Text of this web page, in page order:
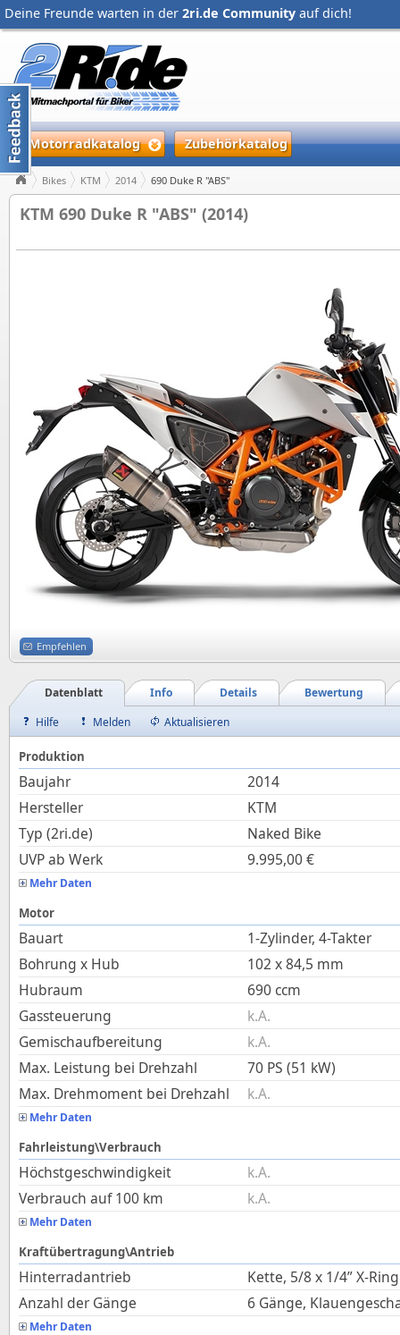
Deine Freunde warten in der 2ri.de Community auf dich!
Motorradkatalog Zubehörkatalog
Bikes KTM 2014 690 Duke R "ABS"
KTM 690 Duke R "ABS" (2014)
Empfehlen
Bewertung
Details
Info
Datenblatt
Hilfe
Melden Aktualisieren
Produktion
Baujahr
2014
Hersteller
KTM
Typ (2ri.de)
Naked Bike
UVP ab Werk
9.995,00€
Mehr Daten
Motor
Bauart
1-Zylinder, 4-Takter
Bohrung x Hub
102 x84,5 mm
Hubraum
690 ccm
Gassteuerung
k.A.
Gemischaufbereitung
k.A.
Max. Leistung bei Drehzahl
70 PS (51 kW)
Max. Drehmoment bei Drehzahl
k.A.
Mehr Daten
Fahrleistung\Verbrauch
Höchstgeschwindigkeit
k.A.
Verbrauch auf 100 km
k.A.
Mehr Daten
Kraftübertragung\Antrieb
Hinterradantrieb
Kette, 5/8 x 1/4” X‑Ring
Anzahl der Gänge
6 Gänge,
Mehr Daten